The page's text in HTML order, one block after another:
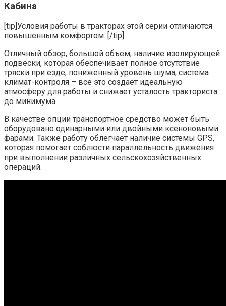
Кабина
[tip]Условия работы в тракторах этой серии отличаются
повышенным комфортом. [/tip]
Отличный обзор, большой объем, наличие изолирующей
подвески, которая обеспечивает полное отсутствие
тряски при езде, пониженный уровень шума, система
климат-контроля – все это создает идеальную
атмосферу для работы и снижает усталость тракториста
до минимума.
В качестве опции транспортное средство может быть
оборудовано одинарными или двойными ксеноновыми
фарами. Также работу облегчает наличие системы GPS,
которая помогает соблюсти параллельность движения
при выполнении различных сельскохозяйственных
операций.